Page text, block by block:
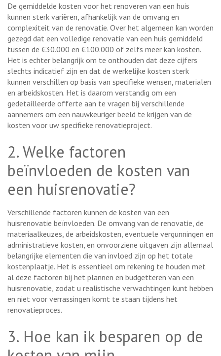
De gemiddelde kosten voor het renoveren van een huis
kunnen sterk variëren, afhankelijk van de omvang en
complexiteit van de renovatie. Over het algemeen kan worden
gezegd dat een volledige renovatie van een huis gemiddeld
tussen de €30.000 en €100.000 of zelfs meer kan kosten.
Het is echter belangrijk om te onthouden dat deze cijfers
slechts indicatief zijn en dat de werkelijke kosten sterk
kunnen verschillen op basis van specifieke wensen, materialen
en arbeidskosten. Het is daarom verstandig om een
gedetailleerde offerte aan te vragen bij verschillende
aannemers om een nauwkeuriger beeld te krijgen van de
kosten voor uw specifieke renovatieproject.
2. Welke factoren
beïnvloeden de kosten van
een huisrenovatie?
Verschillende factoren kunnen de kosten van een
huisrenovatie beïnvloeden. De omvang van de renovatie, de
materiaalkeuzes, de arbeidskosten, eventuele vergunningen en
administratieve kosten, en onvoorziene uitgaven zijn allemaal
belangrijke elementen die van invloed zijn op het totale
kostenplaatje. Het is essentieel om rekening te houden met
al deze factoren bij het plannen en budgetteren van een
huisrenovatie, zodat u realistische verwachtingen kunt hebben
en niet voor verrassingen komt te staan tijdens het
renovatieproces.
3. Hoe kan ik besparen op de